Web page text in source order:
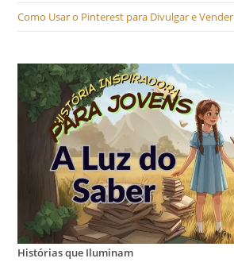
Como Usar o Pinterest para Divulgar e
Histórias que Iluminam